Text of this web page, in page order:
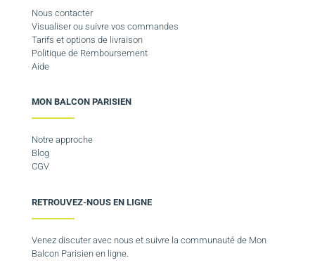
Nous contacter
Visualiser ou suivre vos commandes
Tarifs et options de livraison
Politique de Remboursement
Aide
MON BALCON PARISIEN
Notre approche
Blog
CGV
RETROUVEZ-NOUS EN LIGNE
Venez discuter avec nous et suivre la communauté de Mon
Balcon Parisien en ligne.